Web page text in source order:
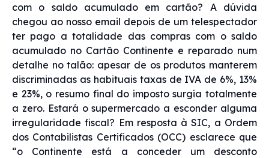
com o saldo acumulado em cartão? A dúvida
chegou ao nosso email depois de um telespectador
ter pago a totalidade das compras com o saldo
acumulado no Cartão Continente e reparado num
detalhe no talão: apesar de os produtos manterem
discriminadas as habituais taxas de IVA de 6%, 13%
e 23%, o resumo final do imposto surgia totalmente
a zero. Estará o supermercado a esconder alguma
irregularidade fiscal? Em resposta à SIC, a Ordem
dos Contabilistas Certificados (OCC) esclarece que
“o Continente está a conceder um desconto